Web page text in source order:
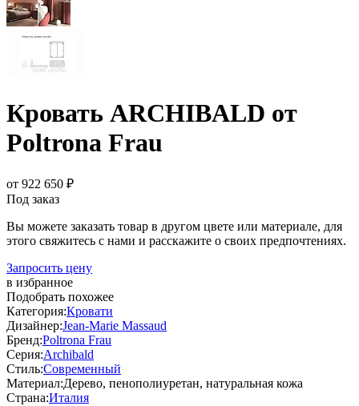
Кровать ARCHIBALD от
Poltrona Frau
от 922 650 ₽
Под заказ
Вы можете заказать товар в другом цвете или материале, для
этого свяжитесь с нами и расскажите о своих предпочтениях.
Запросить цену
в избранное
Подобрать похожее
Категория:Кровати
Дизайнер:Jean-Marie Massaud
Бренд:Poltrona Frau
Серия:Archibald
Стиль:Современный
Материал:Дерево, пенополиуретан, натуральная кожа
Страна:Италия